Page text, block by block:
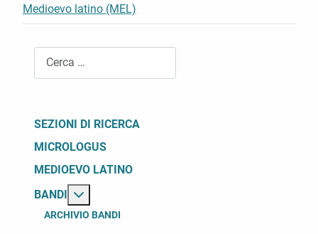
Medioevo latino (MEL)
SEZIONI DI RICERCA
MICROLOGUS
MEDIOEVO LATINO
BANDI
ARCHIVIO BANDI